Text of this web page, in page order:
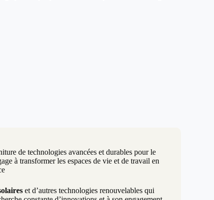
de technologies avancées et durables pour le
à transformer les espaces de vie et de travail en
et d’autres technologies renouvelables qui